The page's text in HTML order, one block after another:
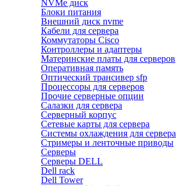
NVMe диск
Блоки питания
Внешний диск nvme
Кабели для сервера
Коммутаторы Cisco
Контроллеры и адаптеры
Материнские платы для серверов
Оперативная память
Оптический трансивер sfp
Процессоры для серверов
Прочие серверные опции
Салазки для сервера
Серверный корпус
Сетевые карты для сервера
Системы охлаждения для сервера
Стримеры и ленточные приводы
Серверы
Серверы DELL
Dell rack
Dell Tower